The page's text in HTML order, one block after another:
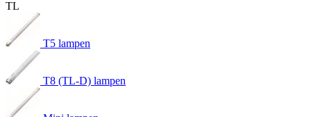
TL
T5 lampen
T8 (TL-D) lampen